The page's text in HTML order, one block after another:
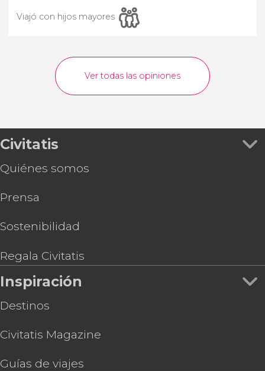
Viajó con hijos mayores
Ver todas las opiniones
Civitatis
Quiénes somos
Prensa
Sostenibilidad
Regala Civitatis
Inspiración
Destinos
Civitatis Magazine
Guías de viajes